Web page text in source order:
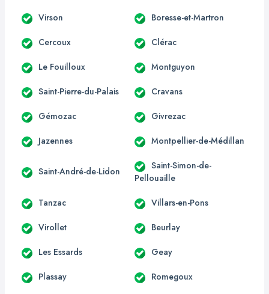
Virson Boresse-et-Martron
Cercoux Clérac
Le Fouilloux Montguyon
Saint-Pierre-du-Palais Cravans
Gémozac Givrezac
Jazennes Montpellier-de-Médillan
Saint-André-de-Lidon
Saint-Simon-de-
Pellouaille
Tanzac Villars-en-Pons
Virollet Beurlay
Les Essards Geay
Plassay Romegoux